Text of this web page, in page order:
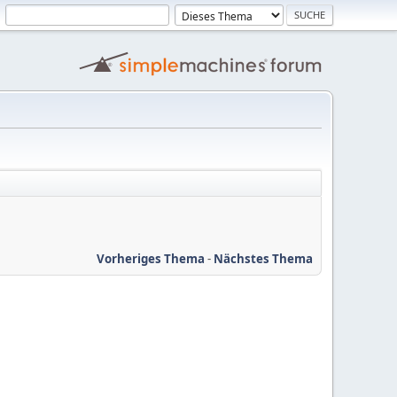
Vorheriges Thema - Nächstes Thema